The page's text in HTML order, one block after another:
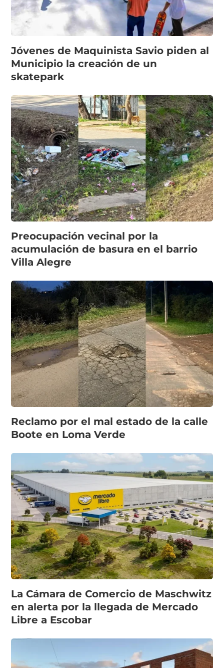
Jóvenes de Maquinista Savio piden al
Municipio la creación de un
skatepark
Preocupación vecinal por la
acumulación de basura en el barrio
Villa Alegre
Reclamo por el mal estado de la calle
Boote en Loma Verde
La Cámara de Comercio de Maschwitz
en alerta por la llegada de Mercado
Libre a Escobar